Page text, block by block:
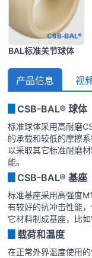
BAL标准关节球体
产品信息 视
CSB-BAL® 球体
标准球体采用高耐磨
的承载和较低的摩擦
以采取其它标准耐磨
能。
CSB-BAL® 基座
标准基座采用高强度
有较好的抗冲击性能
它材料制成基座，比
载荷和温度
在正常外界温度使用